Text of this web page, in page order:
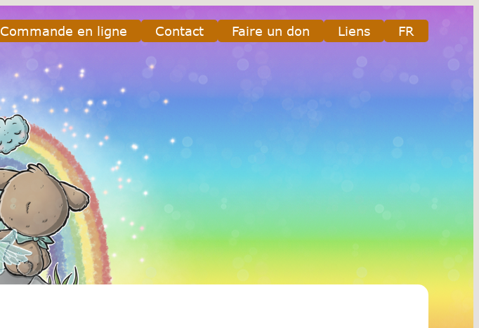
Commande en ligne Contact Faire un don Liens FR